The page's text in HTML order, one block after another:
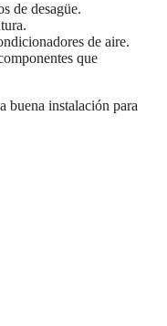
de desagüe.
de aire.
que
buena instalación para